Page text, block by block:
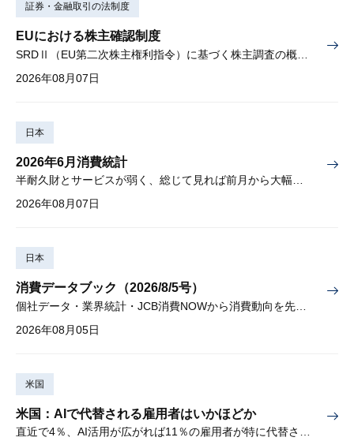
証券・金融取引の法制度
EUにおける株主確認制度
2026年08月07日
日本
2026年6月消費統計
半耐久財とサービスが弱く、総じて見れば前月から大幅に減少
2026年08月07日
日本
消費データブック（2026/8/5号）
2026年08月05日
米国
米国：AIで代替される雇用者はいかほどか
直近で4％、AI活用が広がれば11％の雇用者が特に代替されやすい